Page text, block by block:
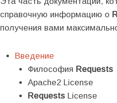
справочную информацию о
получения вами
Введение
Философия Requests
Apache2 License
RequestsLicense